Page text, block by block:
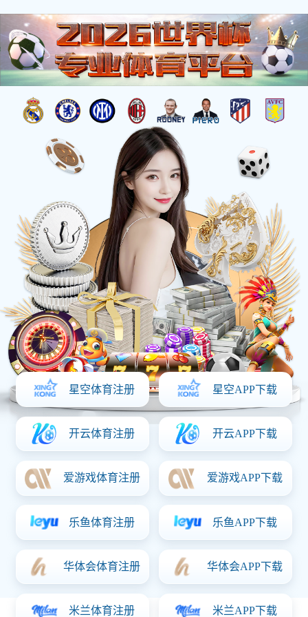
EN
舒适化医疗智能终端
急慢性疼痛管理 鼻腔上气道轻诊疗 脑科
走进大阳城娱乐游
公司简介
大阳城娱乐游文化
发展历程
荣誉资质
工作环境
产品服务
鼻腔上气道轻诊疗
脑科学
新闻中心
大阳城娱乐游动态
社会责任
投资者关系
公司公告
投资者联系
人才发展联系我们
互联网药品信息服务资格证书编号：苏网药信备字〔2025〕00111号
苏公网安备 32062302000311号
朋睿脑科学 诺斯清 爱普 金佳钲 百士康